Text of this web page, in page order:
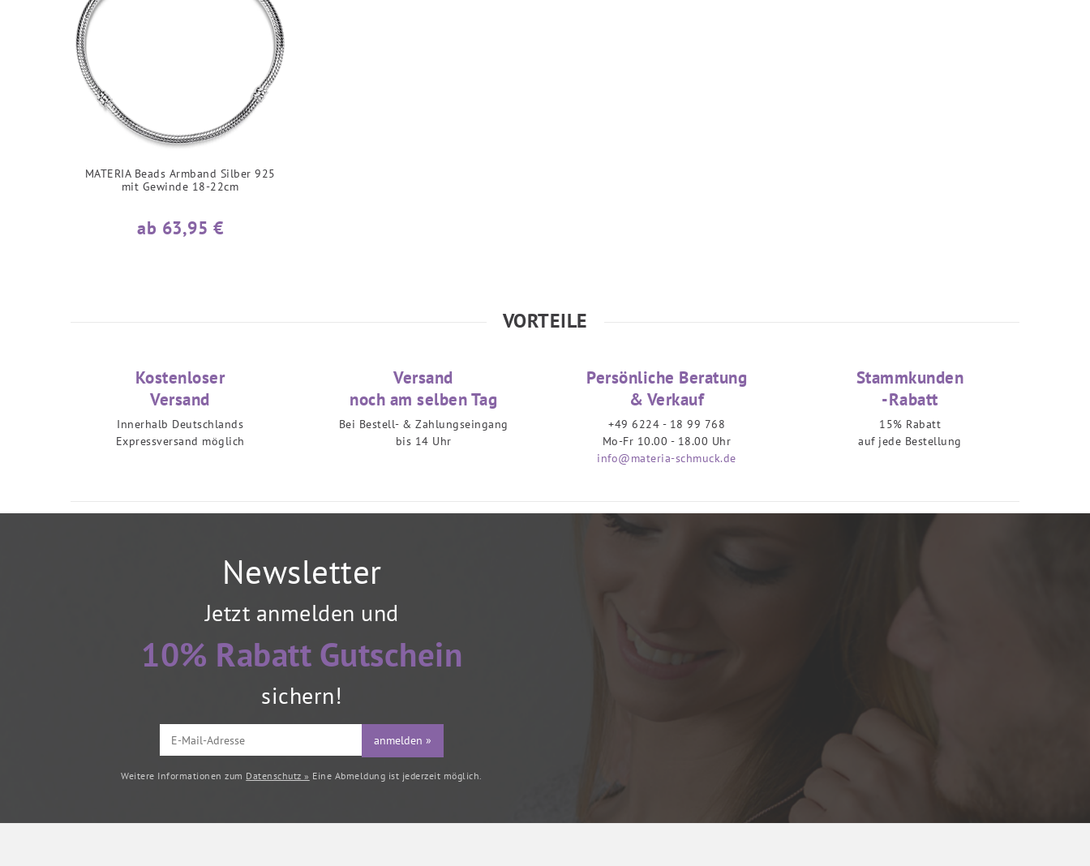
MATERIA Beads Armband Silber 925
mit Gewinde 18-22cm
ab 63,95 €
VORTEILE
Kostenloser
Versand
Innerhalb Deutschlands
Expressversand möglich
Versand
noch am selben Tag
Bei Bestell- & Zahlungseingang
bis 14 Uhr
Persönliche Beratung
& Verkauf
+49 6224 - 18 99 768
Mo-Fr 10.00 - 18.00 Uhr
info@materia-schmuck.de
Stammkunden
-Rabatt
15% Rabatt
auf jede Bestellung
Newsletter
Jetzt anmelden und
10% Rabatt Gutschein
sichern!
anmelden »
Weitere Informationen zum Datenschutz » Eine Abmeldung ist jederzeit möglich.